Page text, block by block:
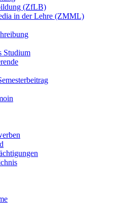
(ZfLB)
in der Lehre (ZMML)
Studium